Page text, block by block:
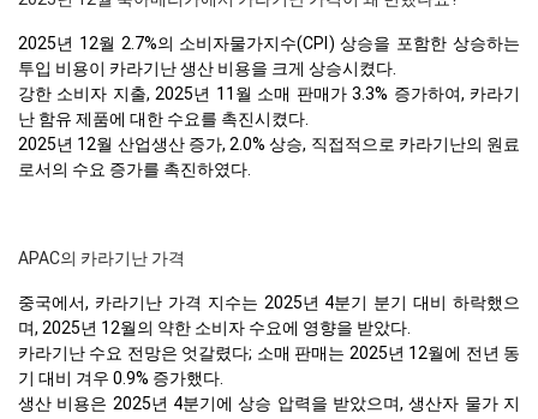
2025년 12월 2.7%의 소비자물가지수(CPI) 상승을 포함한 상승하는
투입 비용이 카라기난 생산 비용을 크게 상승시켰다.
강한 소비자 지출, 2025년 11월 소매 판매가 3.3% 증가하여, 카라기
난 함유 제품에 대한 수요를 촉진시켰다.
2025년 12월 산업생산 증가, 2.0% 상승, 직접적으로 카라기난의 원료
로서의 수요 증가를 촉진하였다.
APAC의 카라기난 가격
중국에서, 카라기난 가격 지수는 2025년 4분기 분기 대비 하락했으
며, 2025년 12월의 약한 소비자 수요에 영향을 받았다.
카라기난 수요 전망은 엇갈렸다; 소매 판매는 2025년 12월에 전년 동
기 대비 겨우 0.9% 증가했다.
생산 비용은 2025년 4분기에 상승 압력을 받았으며, 생산자 물가 지